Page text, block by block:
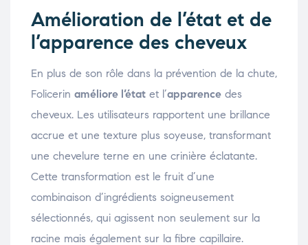
Amélioration de l’état et de
l’apparence des cheveux
En plus de son rôle dans la prévention de la chute,
Folicerin améliore l’état et l’apparence des
cheveux. Les utilisateurs rapportent une brillance
accrue et une texture plus soyeuse, transformant
une chevelure terne en une crinière éclatante.
Cette transformation est le fruit d’une
combinaison d’ingrédients soigneusement
sélectionnés, qui agissent non seulement sur la
racine mais également sur la fibre capillaire.